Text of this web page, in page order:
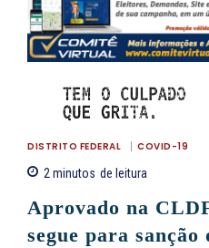
DISTRITO FEDERAL COVID-19
2minutos de leitura
Aprovado na
segue para